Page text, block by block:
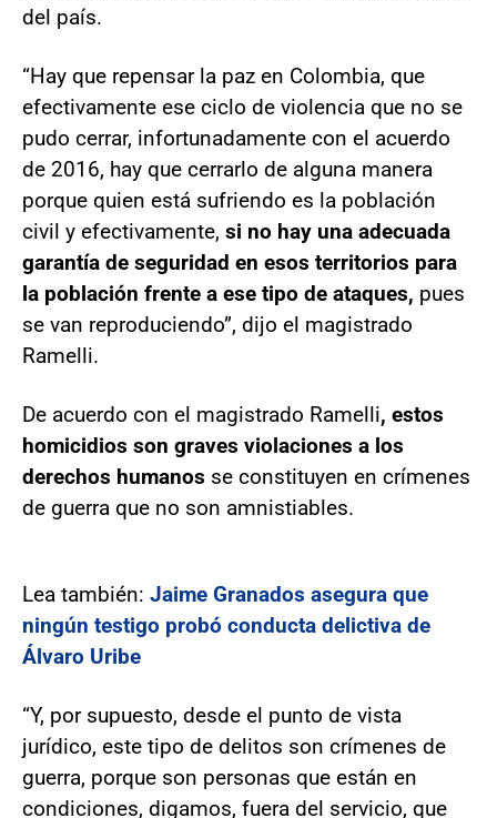
del país.
“Hay que repensar la paz en Colombia, que
efectivamente ese ciclo de violencia que no se
pudo cerrar, infortunadamente con el acuerdo
de 2016, hay que cerrarlo de alguna manera
porque quien está sufriendo es la población
civil y efectivamente, si no hay una adecuada
garantía de seguridad en esos territorios para
la población frente a ese tipo de ataques, pues
se van reproduciendo”, dijo el magistrado
Ramelli.
De acuerdo con el magistrado Ramelli, estos
homicidios son graves violaciones a los
derechos humanos se constituyen en crímenes
de guerra que no son amnistiables.
Lea también: Jaime Granados asegura que
ningún testigo probó conducta delictiva de
Álvaro Uribe
“Y, por supuesto, desde el punto de vista
jurídico, este tipo de delitos son crímenes de
guerra, porque son personas que están en
condiciones, digamos, fuera del servicio, que